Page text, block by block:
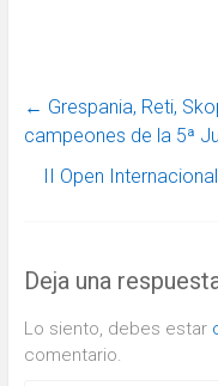
← Grespania, Reti,
campeones de la 5ª
II Open
Deja una
Lo siento, debes estar
comentario.